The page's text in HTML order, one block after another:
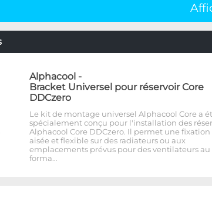
Alphacool -
Bracket Universel pour réservoir Core
DDCzero
Le kit de montage universel Alphacool Core a
spécialement conçu pour l'installation des
Alphacool Core DDCzero. Il permet une fixation
aisée et flexible sur des radiateurs ou aux
emplacements prévus pour des ventilateurs au
forma…